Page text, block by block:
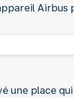
Airbus
une place